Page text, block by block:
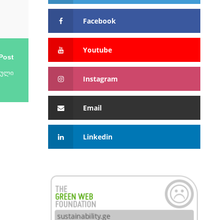
Facebook
Youtube
Instagram
Email
Linkedin